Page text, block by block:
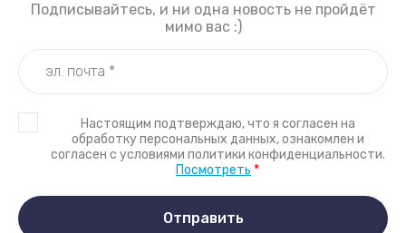
Подписывайтесь, и ни одна новость не пройдёт
мимо вас :)
Настоящим подтверждаю, что я согласен на
обработку персональных данных, ознакомлен и
согласен с условиями политики конфиденциальности.
Посмотреть *
Отправить